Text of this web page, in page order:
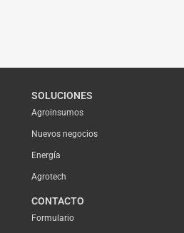
SOLUCIONES
Agroinsumos
Nuevos negocios
Energía
Agrotech
CONTACTO
Formulario